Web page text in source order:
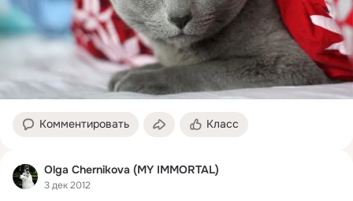
Комментировать Класс
Olga Chernikova (MY IMMORTAL)
3 дек 2012